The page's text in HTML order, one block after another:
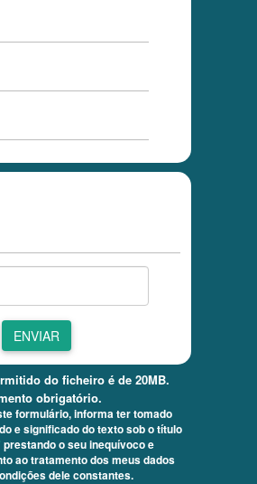
ENVIAR
do ficheiro é de 20MB.
obrigatório.
formulário, informa ter tomado
e significado do texto sob o título
prestando o seu inequívoco e
ao tratamento dos meus dados
dele constantes.